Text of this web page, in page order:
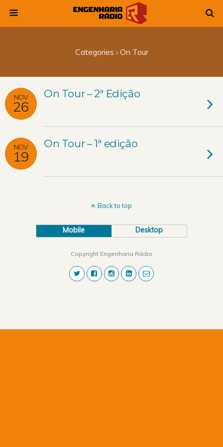
Categories ›On Tour
NOV
26
On Tour – 2ª Edição
NOV
19
On Tour – 1ª edição
Back to top
Mobile Desktop
Copyright Engenharia Rádio